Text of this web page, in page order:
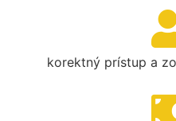
korektný prístup a